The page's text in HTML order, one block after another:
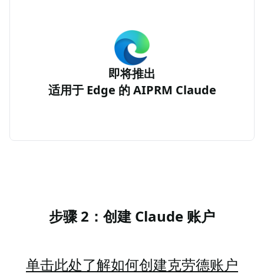
即将推出
适用于 Edge 的 AIPRM Claude
步骤 2：创建 Claude 账户
单击此处了解如何创建克劳德账户